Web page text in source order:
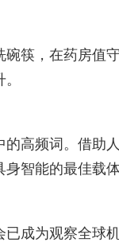
筷，在药房值
的高频词。借
智能的最佳载
成为观察全球